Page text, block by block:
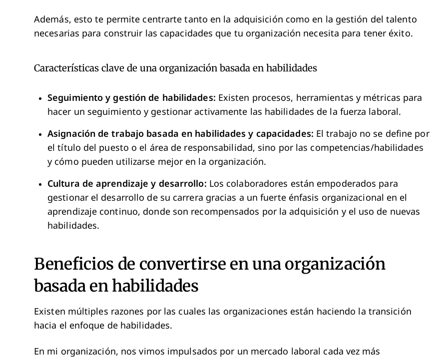
Además, esto te permite centrarte tanto en la adquisición como en la gestión del talento
necesarias para construir las capacidades que tu organización necesita para tener éxito.
Características clave de una organización basada en habilidades
Seguimiento y gestión de habilidades: Existen procesos, herramientas y métricas para
hacer un seguimiento y gestionar activamente las habilidades de la fuerza laboral.
Asignación de trabajo basada en habilidades y capacidades: El trabajo no se define por
el título del puesto o el área de responsabilidad, sino por las competencias/habilidades
y cómo pueden utilizarse mejor en la organización.
Cultura de aprendizaje y desarrollo: Los colaboradores están empoderados para
gestionar el desarrollo de su carrera gracias a un fuerte énfasis organizacional en el
aprendizaje continuo, donde son recompensados por la adquisición y el uso de nuevas
habilidades.
Beneficios de convertirse en una organización
basada en habilidades
Existen múltiples razones por las cuales las organizaciones están haciendo la transición
hacia el enfoque de habilidades.
En mi organización, nos vimos impulsados por un mercado laboral cada vez más